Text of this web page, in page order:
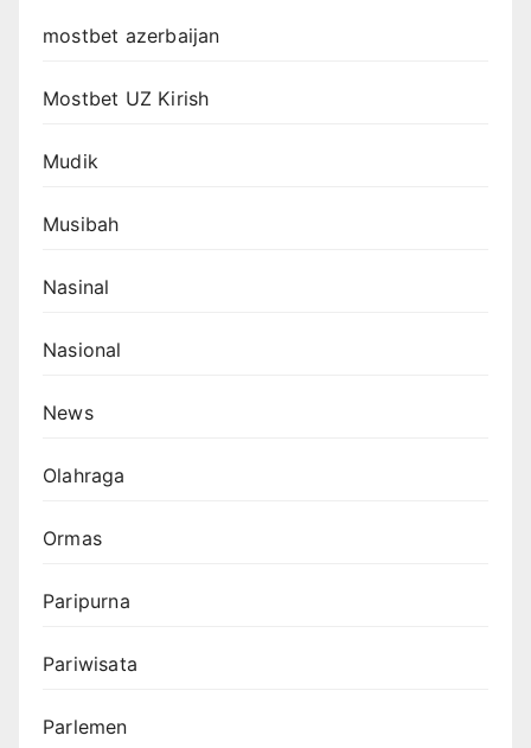
mostbet azerbaijan
Mostbet UZ Kirish
Mudik
Musibah
Nasinal
Nasional
News
Olahraga
Ormas
Paripurna
Pariwisata
Parlemen